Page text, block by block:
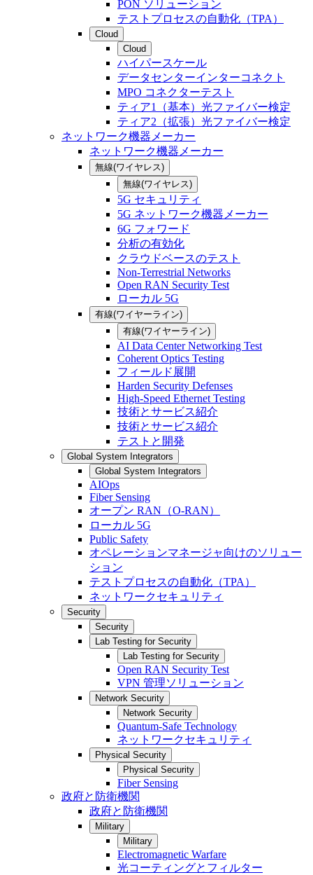
PON ソリューション
テストプロセスの自動化（TPA）
Cloud
Cloud
ハイパースケール
データセンターインターコネクト
MPO コネクターテスト
ティア1（基本）光ファイバー検定
ティア2（拡張）光ファイバー検定
ネットワーク機器メーカー
ネットワーク機器メーカー
無線(ワイヤレス)
無線(ワイヤレス)
5G セキュリティ
5G ネットワーク機器メーカー
6G フォワード
分析の有効化
クラウドベースのテスト
Non-Terrestrial Networks
Open RAN Security Test
ローカル 5G
有線(ワイヤーライン)
有線(ワイヤーライン)
AI Data Center Networking Test
Coherent Optics Testing
フィールド展開
Harden Security Defenses
High-Speed Ethernet Testing
技術とサービス紹介
技術とサービス紹介
テストと開発
Global System Integrators
Global System Integrators
AIOps
Fiber Sensing
オープン RAN（O-RAN）
ローカル 5G
Public Safety
オペレーションマネージャ向けのソリュー
ション
テストプロセスの自動化（TPA）
ネットワークセキュリティ
Security
Security
Lab Testing for Security
Lab Testing for Security
Open RAN Security Test
VPN 管理ソリューション
Network Security
Network Security
Quantum-Safe Technology
ネットワークセキュリティ
Physical Security
Physical Security
Fiber Sensing
政府と防衛機関
政府と防衛機関
Military
Military
Electromagnetic Warfare
光コーティングとフィルター